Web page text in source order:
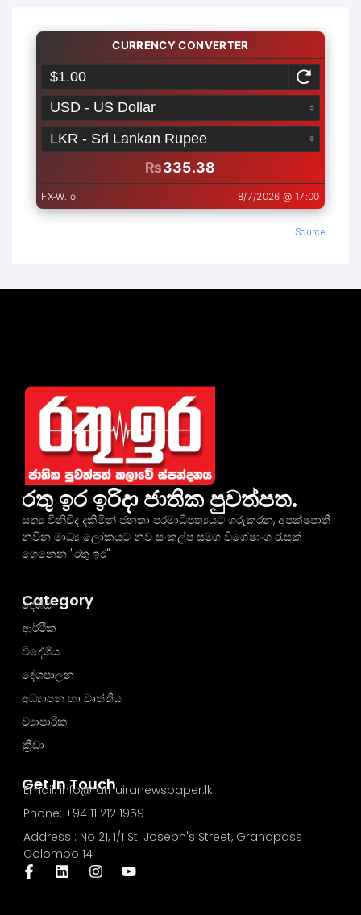
Source
රතු ඉර ඉරිදා ජාතික පුවත්පත.
සත්‍ය විනිවිද දකිමින් ජනතා පරමාධිපත්‍යයට ගරුකරන, අපක්ෂපාතී
නවීන මාධ්‍ය ලෝකයට නව සංකල්ප සමග විශේෂාංග රැසක්
ගෙනෙන "රතු ඉර"
Get In Touch
Email: info@rathuiranewspaper.lk
Phone: +94 11 212 1959
Address : No 21, 1/1 St. Joseph's Street, Grandpass
Colombo 14
Category
දේශීය
ආර්ථික
විදේශීය
දේශපාලන
අධ්‍යාපන හා වෘත්තීය
ව්‍යාපාරික
ක්‍රීඩා